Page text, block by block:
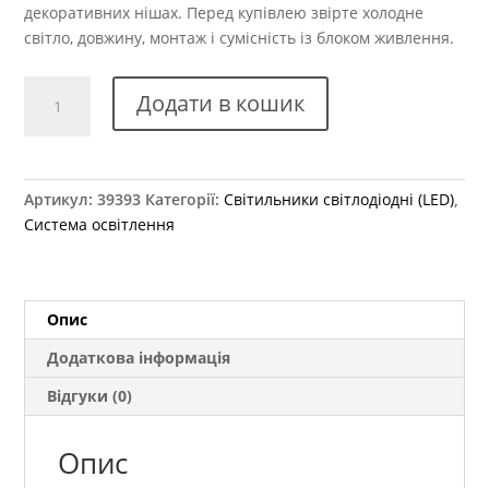
декоративних нішах. Перед купівлею звірте холодне
світло, довжину, монтаж і сумісність із блоком живлення.
стрічка
480
мм)
LD-
COB12V-
20-
кількість
Додати в кошик
Артикул:39393 Категорії:Світильники світлодіодні (LED),
Система освітлення
Опис
Додаткова інформація
Відгуки (0)
Опис